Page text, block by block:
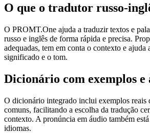
O que o tradutor russo-
O PROMT.One ajuda a traduzir textos e
russo e inglês de forma rápida e precisa.
adequadas, tem em conta o contexto e ajuda
significado e o tom.
Dicionário com exemplos e
O dicionário integrado inclui exemplos reais
comuns, facilitando a escolha da tradução
contexto. A pronúncia em áudio também
idiomas.